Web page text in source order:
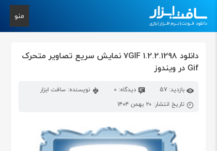
منو
دانلود 7GIF 1.2.2.1298 نمایش سریع تصاویر متحرک
Gif در ویندوز
بازدید: 57 دیدگاه: 0
نویسنده: سافت ابزار
تاریخ انتشار: ۲۰ بهمن ۱۴۰۴